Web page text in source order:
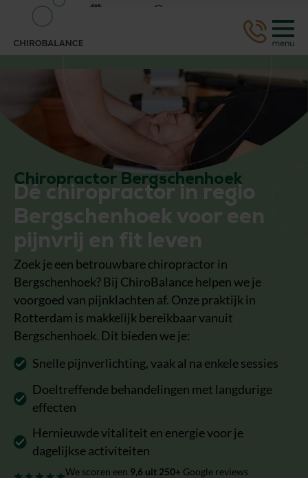
Chiropractor Bergschenhoek
Dé chiropractor in regio
Bergschenhoek voor een
pijnvrij en fit leven
Zoek je een betrouwbare chiropractor in
Bergschenhoek? Bij ChiroBalance helpen we je
voorgoed van pijnklachten af. Onze praktijk in
Rotterdam is makkelijk bereikbaar vanuit
Bergschenhoek. Dit bieden we je:
Snelle pijnverlichting, vaak al na enkele sessies
Doeltreffende behandelingen met langdurige
effecten
Hernieuwde vitaliteit en energie voor je
dagelijkse activiteiten
We scoren een 9,6uit 250+ Google reviews